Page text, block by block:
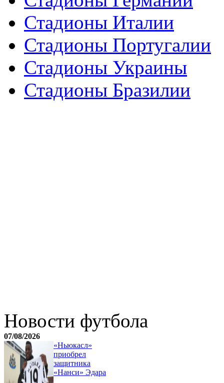
Стадионы Италии
Стадионы Португалии
Стадионы Украины
Стадионы Бразилии
Новости футбола
07/08/2026
«Ньюкасл»
приобрел
защитника
«Нанси» Эдара